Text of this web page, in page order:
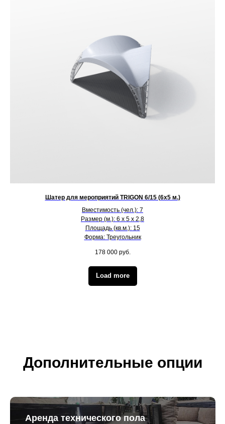
Шатер для мероприятий TRIGON 6/15 (6х5 м.)
Вместимость (чел.): 7
Размер (м.): 6 х 5 х 2,8
Площадь (кв.м.): 15
Форма: Треугольник
178 000 руб.
Load more
Дополнительные опции
Аренда технического пола